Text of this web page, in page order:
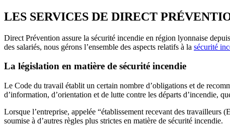
LES SERVICES DE DIRECT
Direct Prévention assure la sécurité incendie en région lyonnaise
des salariés, nous gérons l’ensemble des aspects relatifs à la sécurité
La législation en matière de sécurité incendie
Le Code du travail établit un certain nombre d’obligations et de
d’information, d’orientation et de lutte contre les départs d’incendie,
Lorsque l’entreprise, appelée “établissement recevant des
soumise à d’autres règles plus strictes en matière de sécurité incendie.